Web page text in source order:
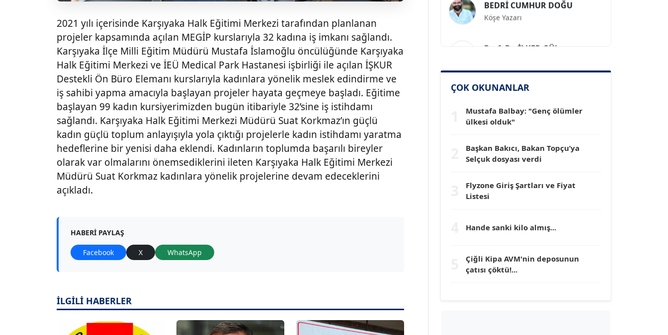
2021 yılı içerisinde Karşıyaka Halk Eğitimi Merkezi tarafından planlanan
projeler kapsamında açılan MEGİP kurslarıyla 32 kadına iş imkanı sağlandı.
Karşıyaka İlçe Milli Eğitim Müdürü Mustafa İslamoğlu öncülüğünde Karşıyaka
Halk Eğitimi Merkezi ve İEÜ Medical Park Hastanesi işbirliği ile açılan İŞKUR
Destekli Ön Büro Elemanı kurslarıyla kadınlara yönelik meslek edindirme ve
iş sahibi yapma amacıyla başlayan projeler hayata geçmeye başladı. Eğitime
başlayan 99 kadın kursiyerimizden bugün itibariyle 32’sine iş istihdamı
sağlandı. Karşıyaka Halk Eğitimi Merkezi Müdürü Suat Korkmaz’ın güçlü
kadın güçlü toplum anlayışıyla yola çıktığı projelerle kadın istihdamı yaratma
hedeflerine bir yenisi daha eklendi. Kadınların toplumda başarılı bireyler
olarak var olmalarını önemsediklerini ileten Karşıyaka Halk Eğitimi Merkezi
Müdürü Suat Korkmaz kadınlara yönelik projelerine devam edeceklerini
açıkladı.
HABERI PAYLAŞ
Facebook X WhatsApp
İLGİLİ HABERLER
Köşe Yazarı
Köşe Yazarı
Köşe Yazarı
Dr. HAKAN TARTAN
Prof. Dr. YÜCEL OCAK
Köşe Yazarı
ÇOK OKUNANLAR
Mustafa Balbay: "Genç ölümler
ülkesi olduk"
Başkan Bakıcı, Bakan Topçu’ya
Selçuk dosyası verdi
Flyzone Giriş Şartları ve Fiyat
Listesi
Hande sanki kilo almış...
Çiğli Kipa AVM'nin deposunun
çatısı çöktü!...